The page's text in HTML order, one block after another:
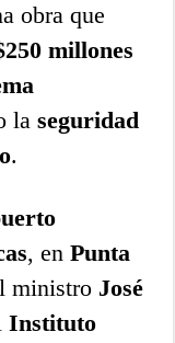
obra que
millones
laseguridad
.
, enPunta
ministro José
Instituto